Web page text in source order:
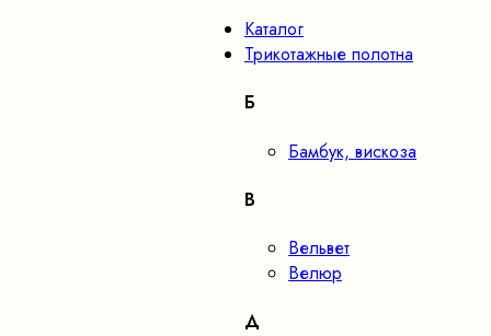
Каталог
Трикотажные полотна
Б
Бамбук, вискоза
В
Вельвет
Велюр
Д